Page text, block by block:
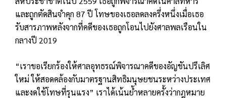
และถูกตัดสินจำคุก 87 ปี โทษของเธอลดลงครึ่งหนึ่งเมื่อเธอ
รับสารภาพหลังจากที่คดีของเธอถูกโอนไปยังศาลพลเรือนใน
กลางปี ​​2019
“เราขอเรียกร้องให้ศาลอุทธรณ์พิจารณาคดีของอัญชันปรีเลิศ
ใหม่ ให้สอดคล้องกับมาตรฐานสิทธิมนุษยชนระหว่างประเทศ
และงดใช้โทษที่รุนแรง” เราได้เน้นย้ำหลายครั้งว่ากฎหมาย